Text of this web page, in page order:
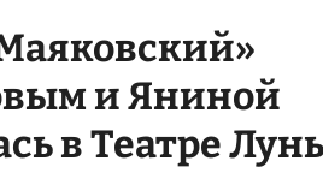
и Яниной
в Театре